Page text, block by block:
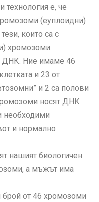
технология е, че
(еуплоидни)
които са с
хромозоми.
ДНК. Ние имаме 46
и 23 от
и 2 са полови
носят ДНК
необходими
и нормално
нашият биологичен
а мъжът има
брой от 46 хромозоми